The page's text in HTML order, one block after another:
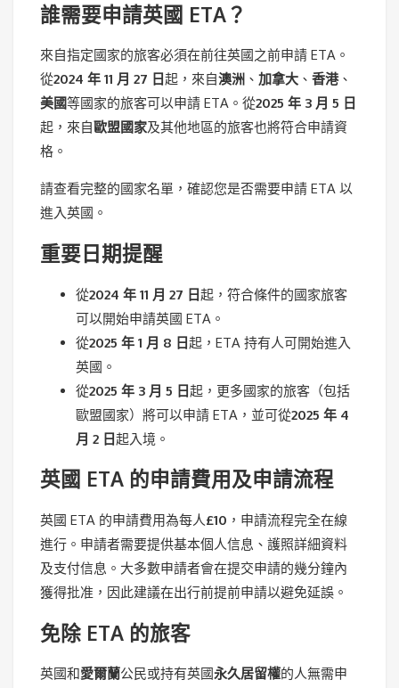
誰需要申請英國 ETA？
來自指定國家的旅客必須在前往英國之前申請 ETA。
從2024 年 11 月 27 日起，來自澳洲 、 加拿大 、 香港、
美國等國家的旅客可以申請 ETA。從2025 年 3 月 5 日
起，來自歐盟國家及其他地區的旅客也將符合申請資
格。
請查看完整的國家名單，確認您是否需要申請 ETA 以
進入英國。
重要日期提醒
從2024 年 11 月 27 日起，符合條件的國家旅客
可以開始申請英國 ETA。
從2025 年 1 月 8 日起，ETA 持有人可開始進入
英國。
從2025 年 3 月 5 日起，更多國家的旅客（包括
歐盟國家）將可以申請 ETA，並可從2025 年 4
月 2 日起入境。
英國 ETA 的申請費用及申請流程
英國 ETA 的申請費用為每人£10 ，申請流程完全在線
進行。申請者需要提供基本個人信息、護照詳細資料
及支付信息。大多數申請者會在提交申請的幾分鐘內
獲得批准，因此建議在出行前提前申請以避免延誤。
免除 ETA 的旅客
英國和愛爾蘭公民或持有英國永久居留權的人無需申